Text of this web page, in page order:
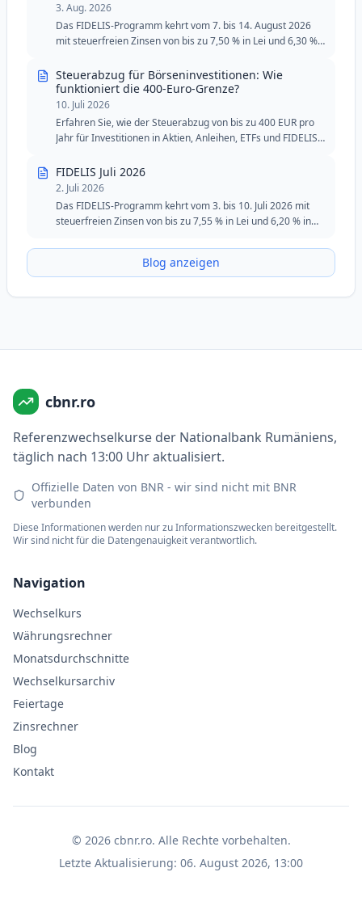
3. Aug. 2026
Das FIDELIS-Programm kehrt vom 7. bis 14. August 2026
mit steuerfreien Zinsen von bis zu 7,50 % in Lei und 6,30 %
Tranchen für Blutspender, mit reduzierten
Mindestschwellen in Lei und Euro.
Steuerabzug für Börseninvestitionen: Wie
funktioniert die 400-Euro-Grenze?
10. Juli 2026
Erfahren Sie, wie der Steuerabzug von bis zu 400 EUR pro
Jahr für Investitionen in Aktien, Anleihen, ETFs und FIDELIS-
FIDELIS Juli 2026
2. Juli 2026
Das FIDELIS-Programm kehrt vom 3. bis 10. Juli 2026 mit
steuerfreien Zinsen von bis zu 7,55 % in Lei und 6,20 % in
für Blutspender in Lei bei und bleibt eine attraktive Option
für Investoren, die Sicherheit, Flexibilität und feste Renditen
Blog anzeigen
cbnr.ro
Referenzwechselkurse der Nationalbank Rumäniens,
täglich nach 13:00 Uhr aktualisiert.
Offizielle Daten von BNR - wir sind nicht mit BNR
verbunden
Diese Informationen werden nur zu Informationszwecken bereitgestellt.
Wir sind nicht für die Datengenauigkeit verantwortlich.
Navigation
Wechselkurs
Währungsrechner
Monatsdurchschnitte
Wechselkursarchiv
Feiertage
Zinsrechner
Blog
Kontakt
© 2026 cbnr.ro. Alle Rechte vorbehalten.
Letzte Aktualisierung: 06. August 2026, 13:00